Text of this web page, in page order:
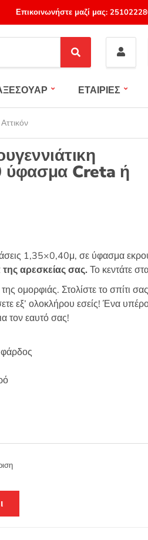
Επικοινωνήστε μαζί μας:
S
e
c
ΕΤΑΙΡΙΕΣ
ύφασμα Creta ή
1,35×0,40μ, σε ύφασμα
αρεσκείας σας. Το κεντάτε
ομορφιάς. Στολίστε το σπίτι
εξ’ ολοκλήρου εσείς! Ένα
τον εαυτό σας!